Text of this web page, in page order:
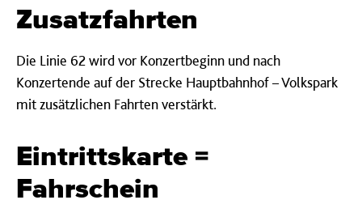
Zusatzfahrten
Die Linie 62 wird vor Konzertbeginn und nach
Konzertende auf der Strecke Hauptbahnhof – Volkspark
mit zusätzlichen Fahrten verstärkt.
Eintrittskarte =
Fahrschein